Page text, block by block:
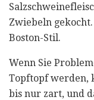
Zwiebeln
Boston-Stil.
Wenn Sie
Topftopf werden,
bis nur zart, und